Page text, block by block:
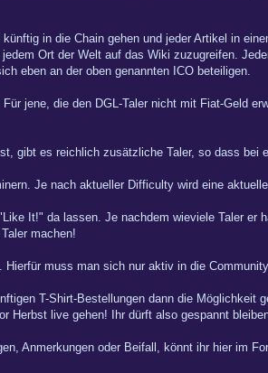
in die Chain gehen und jeder Artikel in
Ort der Welt auf das Wiki zuzugreifen.
eben an der oben genannten ICO beteiligen.
jene, die den DGL-Taler nicht mit Fiat-Geld
gibt es reichlich zusätzliche Taler, so dass bei
Je nach aktueller Difficulty wird eine
It!" da lassen. Je nachdem wieviele Taler er
machen!
muss man sich nur aktiv in die
T-Shirt-Bestellungen dann die Möglichkeit
Herbst live gehen! Ihr dürft also gespannt
Anmerkungen oder Beifall, könnt ihr hier im